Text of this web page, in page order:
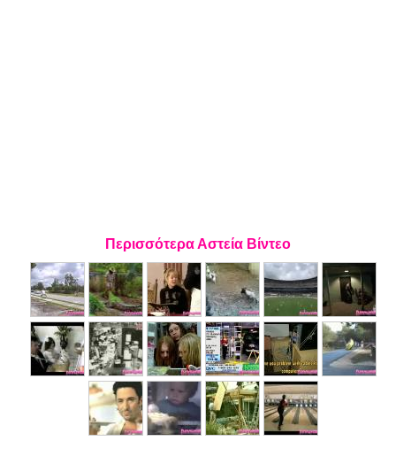
Περισσότερα Αστεία Βίντεο